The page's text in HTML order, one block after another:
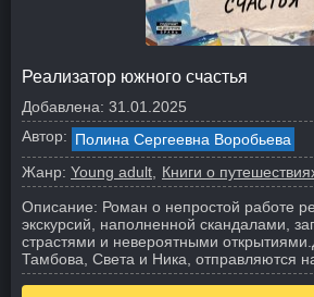
Реализатор южного счастья
Добавлена: 31.01.2025
Автор: Полина Сергеевна Воробьева
Жанр: Young adult
Книги о
Описание: Роман о непростой работе
экскурсий, наполненной скандалами,
страстями и невероятными
Тамбова, Света и Ника, отправляются на